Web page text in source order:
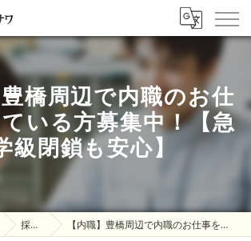
豊橋周辺で内職のお仕
いる方募集中！【急
級閉鎖も安心】
採用ブログ 【内職】豊橋周辺で内職のお仕事を探している方募集中！【急な学級閉鎖も安心】